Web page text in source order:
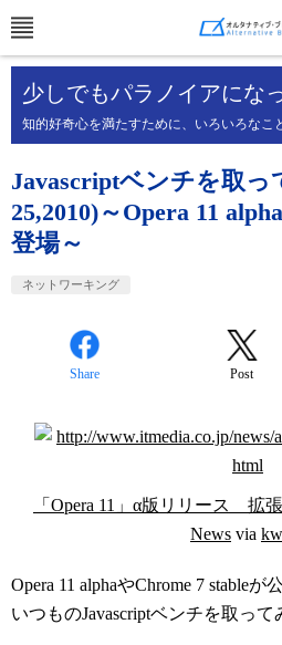
少しでもパラノイアにな
知的好奇心を満たすために、いろいろなこ
Javascriptベンチを取っ
25,2010)～Opera 11
登場～
ネットワーキング
Share Post
「Opera 11」α版リリース 拡
News via
Opera 11 alphaやChrome 7 stable
いつものJavascriptベンチを取って